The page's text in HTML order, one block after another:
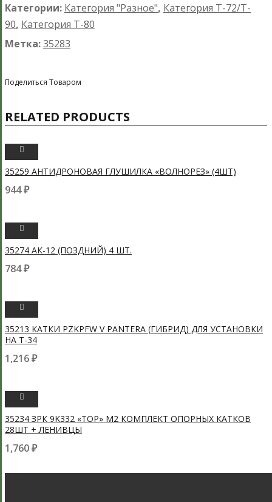
Категории: Категория "Разное", Категория T-72/T-
90, Категория T-80
Метка:35283
Поделиться Товаром
RELATED PRODUCTS
35259 АНТИДРОНОВАЯ ГЛУШИЛКА «ВОЛНОРЕЗ» (4ШТ)
944₽
35274 АК-12 (ПОЗДНИЙ) 4 ШТ.
784₽
35213 КАТКИ PZKPFW V PANTERA (ГИБРИД) ДЛЯ УСТАНОВКИ
НА Т-34
1,216₽
35234 ЗРК 9K332 «ТОР» М2 КОМПЛЕКТ ОПОРНЫХ КАТКОВ
28ШТ + ЛЕНИВЦЫ
1,760₽